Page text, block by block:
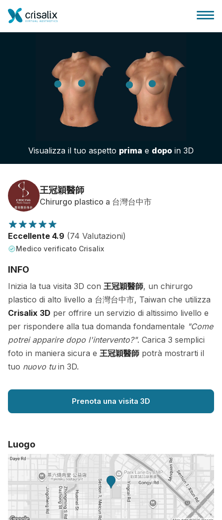
Accesso chirurghi
Piattaforma Business 3D
Piani
Recensioni dei pazienti
Visualizza il tuo aspetto prima e dopo in 3D
王冠穎醫師
Chirurgo plastico a 台灣台中市
Eccellente 4.9 (74 Valutazioni)
Medico verificato Crisalix
INFO
Inizia la tua visita 3D con 王冠穎醫師, un chirurgo
plastico di alto livello a 台灣台中市, Taiwan che utilizza
Crisalix 3D per offrire un servizio di altissimo livello e
per rispondere alla tua domanda fondamentale "Come
potrei apparire dopo l'intervento?". Carica 3 semplici
foto in maniera sicura e 王冠穎醫師 potrà mostrarti il
tuo nuovo tuin 3D.
Prenota una visita 3D
Luogo